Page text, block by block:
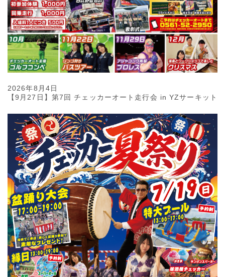
2026年8月4日
【9月27日】第7回 チェッカーオート走行会 in YZサーキット